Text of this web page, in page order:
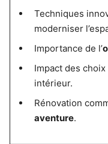
Techniques
moderniser
Importance de l’
Impact des choix
intérieur.
Rénovation
aventure.